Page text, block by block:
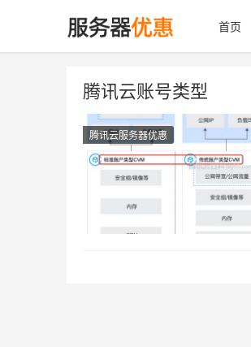
首页
腾讯云账号类型
腾讯云服务器优惠